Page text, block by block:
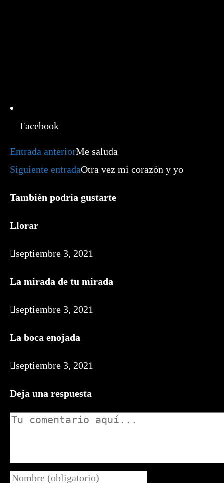
Facebook
Leer
más
artículos
Entrada anteriorMe saluda
Siguiente entradaOtra vez mi corazón y yo
También podría gustarte
Llorar
septiembre 3, 2021
La mirada de tu mirada
septiembre 3, 2021
La boca enojada
septiembre 3, 2021
Deja una respuesta
Comentario
Introduce